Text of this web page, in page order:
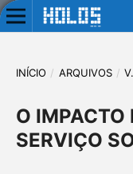
INÍCIO / ARQUIVOS /
O IMPACTO
SERVIÇO